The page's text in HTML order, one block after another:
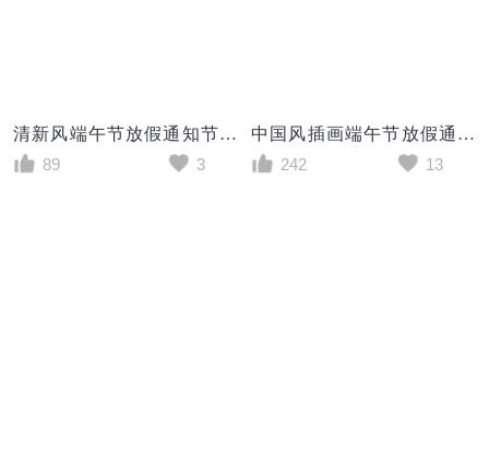
清新风端午节放假通知节日手机海报
89
3
中国风插画端午节放假通知创意海报
242
13